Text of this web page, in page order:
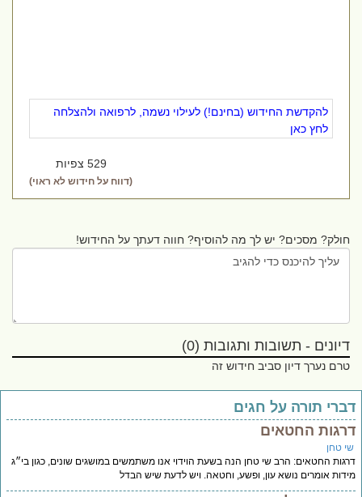
להקדשת החידוש (בחינם!) לעילוי נשמה, לרפואה ולהצלחה
לחץ כאן
529 צפיות
(דווח על חידוש לא ראוי)
חולק? מסכים? יש לך מה להוסיף? חווה דעתך על החידוש!
דיונים - תשובות ותגובות (0)
טרם נערך דיון סביב חידוש זה
תורה על חגים
החטאים
טחן
החטאים: הרב שי טחן הנה בשעת הוידוי אנו משתמשים במושגים שונים, כגון בי״ג
אומרים נושא עון, ופשע, וחטאה. ויש לדעת שיש הבדל